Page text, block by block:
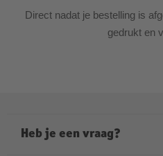
Direct nadat je bestelling is
gedrukt en
Heb je een vraag?